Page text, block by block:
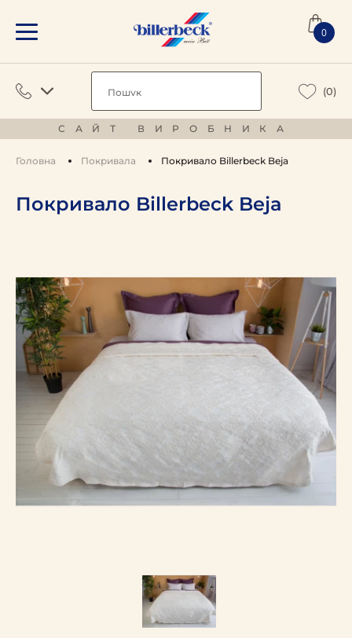
0
(0)
САЙТ ВИРОБНИКА
Головна Покривала Покривало Billerbeck Beja
Покривало Billerbeck Beja